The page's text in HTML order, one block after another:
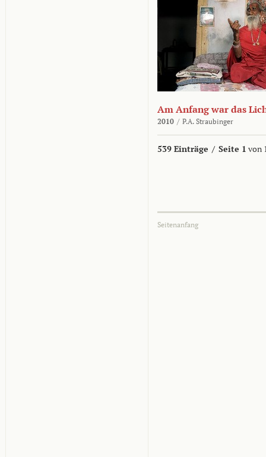
Am Anfang war das
2010 / P.A. Straubinger
539 Einträge / Seite 1 von
Seitenanfang